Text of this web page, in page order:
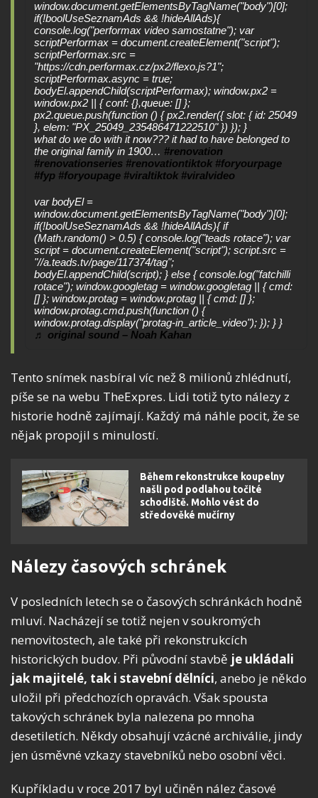
what do we do with it now??? it had to have belonged to
the original family in 1900… #renovation
#renovationseries #renovationtiktok #foryourpage
#fyp #foryoupage #viraltiktok #viralvideo
♬ original sound – Noah Kahan
Tento snímek nasbíral víc než 8 milionů zhlédnutí,
píše se na webu TheExpres. Lidi totiž tyto nálezy z
historie hodně zajímají. Každý má náhle pocit, že se
nějak propojil s minulostí.
Během rekonstrukce koupelny
našli pod podlahou točité
schodiště. Mohlo vést do
středověké mučírny
Nálezy časových schránek
V posledních letech se o časových schránkách hodně
mluví. Nacházejí se totiž nejen v soukromých
nemovitostech, ale také při rekonstrukcích
historických budov. Při původní stavbě je ukládali
jak majitelé, tak i stavební dělníci, anebo je někdo
uložil při předchozích opravách. Však spousta
takových schránek byla nalezena po mnoha
desetiletích. Někdy obsahují vzácné archiválie, jindy
jen úsměvné vzkazy stavebníků nebo osobní věci.
Kupříkladu v roce 2017 byl učiněn nález časové